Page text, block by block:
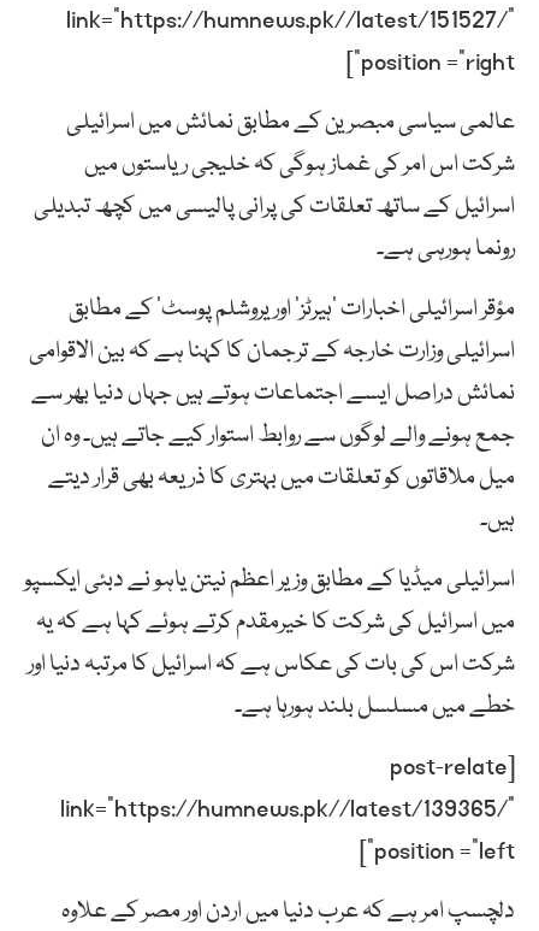
link=”https://humnews.pk//latest/151527/”
position =”right”]
عالمی سیاسی مبصرین کے مطابق نمائش میں اسرائیلی
شرکت اس امر کی غماز ہوگی کہ خلیجی ریاستوں میں
اسرائیل کے ساتھ تعلقات کی پرانی پالیسی میں کچھ تبدیلی
رونما ہورہی ہے۔
مؤقر اسرائیلی اخبارات ’ہیرٹز‘ اور یروشلم پوسٹ‘ کے مطابق
اسرائیلی وزارت خارجہ کے ترجمان کا کہنا ہے کہ بین الاقوامی
نمائش دراصل ایسے اجتماعات ہوتے ہیں جہاں دنیا بھر سے
جمع ہونے والے لوگوں سے روابط استوار کیے جاتے ہیں۔ وہ ان
میل ملاقاتوں کو تعلقات میں بہتری کا ذریعہ بھی قرار دیتے
ہیں۔
اسرائیلی میڈیا کے مطابق وزیر اعظم نیتن یاہو نے دبئی ایکسپو
میں اسرائیل کی شرکت کا خیرمقدم کرتے ہوئے کہا ہے کہ یہ
شرکت اس کی بات کی عکاس ہے کہ اسرائیل کا مرتبہ دنیا اور
خطے میں مسلسل بلند ہورہا ہے۔
[post-relate
link=”https://humnews.pk//latest/139365/”
position =”left”]
دلچسپ امر ہے کہ عرب دنیا میں اردن اور مصر کے علاوہ